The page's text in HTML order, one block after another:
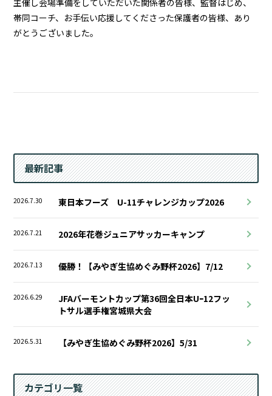
主催し会場準備をしていただいた関係者の皆様、監督はじめ、
帯同コーチ、お手伝い応援してくださった保護者の皆様、あり
がとうございました。
最新記事
2026.7.30 東日本フーズ U-11チャレンジカップ2026
2026.7.21 2026年花巻ジュニアサッカーキャンプ
2026.7.13 優勝！【みやぎ生協めぐみ野杯2026】7/12
2026.6.29
JFAバーモントカップ第36回全日本Uｰ12フッ
トサル選手権宮城県大会
2026.5.31 【みやぎ生協めぐみ野杯2026】5/31
カテゴリ一覧